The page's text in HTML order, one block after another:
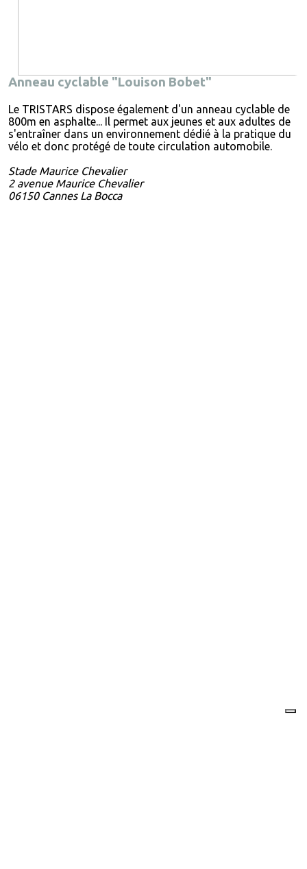
Anneau cyclable "Louison Bobet"
Le TRISTARS dispose également d'un anneau cyclable de
800m en asphalte... Il permet aux jeunes et aux adultes de
s'entraîner dans un environnement dédié à la pratique du
vélo et donc protégé de toute circulation automobile.
Stade Maurice Chevalier
2 avenue Maurice Chevalier
06150 Cannes La Bocca